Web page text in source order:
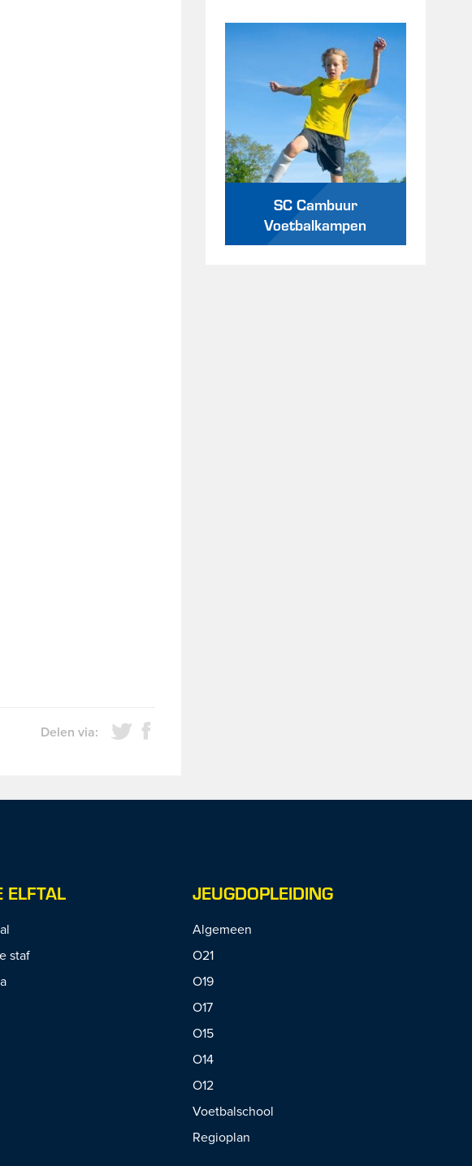
Delen via:
SC Cambuur
Voetbalkampen
ELFTAL
staf
JEUGDOPLEIDING
Algemeen
O21
O19
O17
O15
O14
O12
Voetbalschool
Regioplan